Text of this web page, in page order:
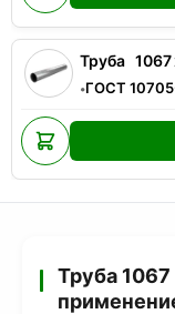
Труба 1067
•ГОСТ
Труба